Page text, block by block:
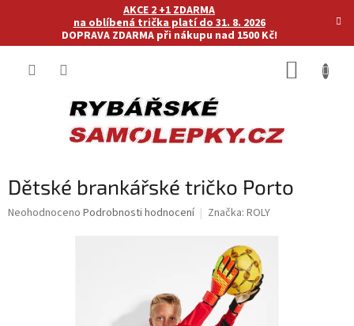
AKCE 2 +1 ZDARMA
na oblíbená trička platí do 31. 8. 2026
DOPRAVA ZDARMA při nákupu nad 1500 Kč!
Dětské brankářské tričko Porto
Průměrné
Neohodnoceno Podrobnosti hodnocení Značka: ROLY